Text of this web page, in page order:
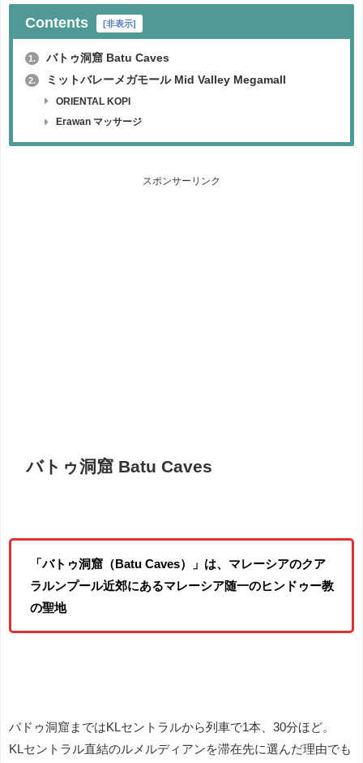
Contents [非表示]
1. バトゥ洞窟 Batu Caves
2. ミットバレーメガモール Mid Valley Megamall
ORIENTAL KOPI
Erawan マッサージ
スポンサーリンク
バトゥ洞窟 Batu Caves
「バトゥ洞窟（Batu Caves）」は、マレーシアのクア
ラルンプール近郊にあるマレーシア随一のヒンドゥー教
の聖地
バドゥ洞窟まではKLセントラルから列車で1本、30分ほど。
KLセントラル直結のルメルディアンを滞在先に選んだ理由でも